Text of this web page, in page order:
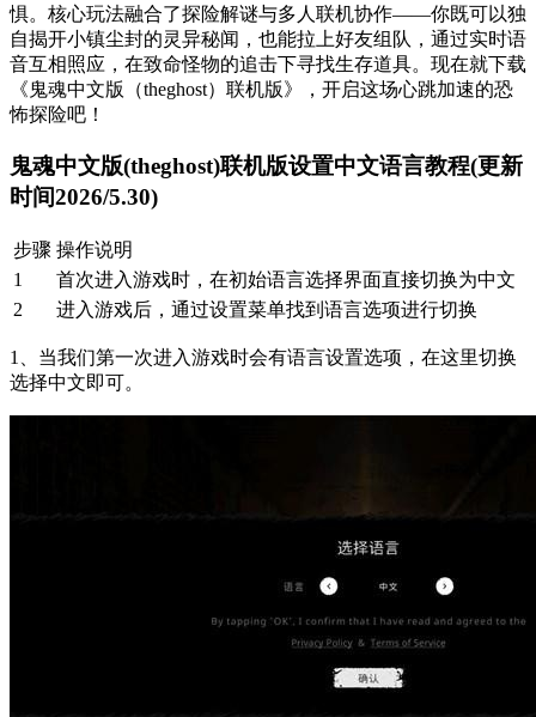
惧。核心玩法融合了探险解谜与多人联机协作——你既可以独
自揭开小镇尘封的灵异秘闻，也能拉上好友组队，通过实时语
音互相照应，在致命怪物的追击下寻找生存道具。现在就下载
《鬼魂中文版（theghost）联机版》，开启这场心跳加速的恐
怖探险吧！
鬼魂中文版(theghost)联机版设置中文语言教程(更新
时间2026/5.30)
步骤 操作说明
1
首次进入游戏时，在初始语言选择界面直接切换为中文
2
进入游戏后，通过设置菜单找到语言选项进行切换
1、当我们第一次进入游戏时会有语言设置选项，在这里切换
选择中文即可。